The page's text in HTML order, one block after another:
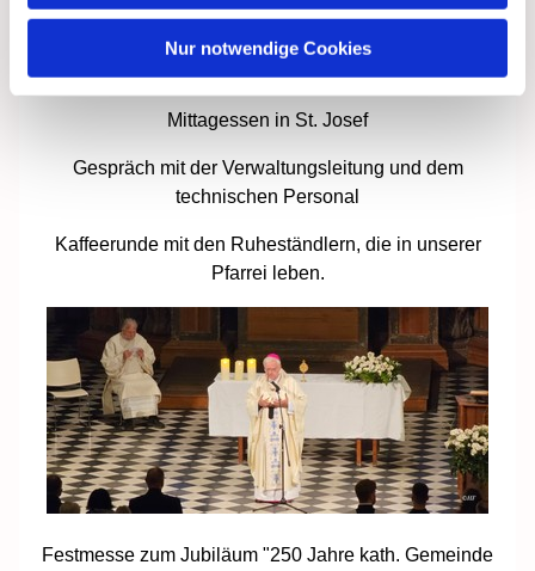
Nur notwendige Cookies
Mittagessen in St. Josef
Gespräch mit der Verwaltungsleitung und dem
technischen Personal
Kaffeerunde mit den Ruheständlern, die in unserer
Pfarrei leben.
Festmesse zum Jubiläum "250 Jahre kath. Gemeinde